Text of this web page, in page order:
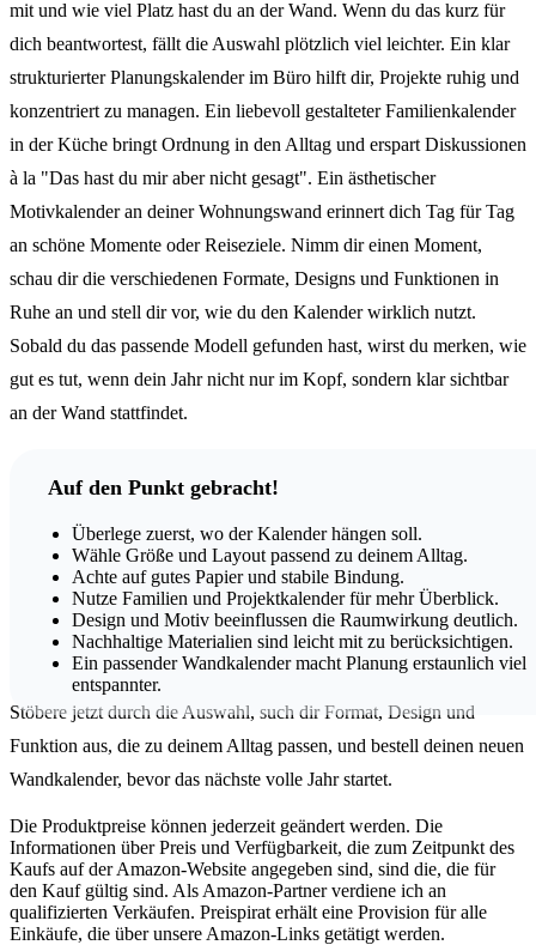
mit und wie viel Platz hast du an der Wand. Wenn du das kurz für
dich beantwortest, fällt die Auswahl plötzlich viel leichter. Ein klar
strukturierter Planungskalender im Büro hilft dir, Projekte ruhig und
konzentriert zu managen. Ein liebevoll gestalteter Familienkalender
in der Küche bringt Ordnung in den Alltag und erspart Diskussionen
à la "Das hast du mir aber nicht gesagt". Ein ästhetischer
Motivkalender an deiner Wohnungswand erinnert dich Tag für Tag
an schöne Momente oder Reiseziele. Nimm dir einen Moment,
schau dir die verschiedenen Formate, Designs und Funktionen in
Ruhe an und stell dir vor, wie du den Kalender wirklich nutzt.
Sobald du das passende Modell gefunden hast, wirst du merken, wie
gut es tut, wenn dein Jahr nicht nur im Kopf, sondern klar sichtbar
an der Wand stattfindet.
Auf den Punkt gebracht!
Überlege zuerst, wo der Kalender hängen soll.
Wähle Größe und Layout passend zu deinem Alltag.
Achte auf gutes Papier und stabile Bindung.
Nutze Familien und Projektkalender für mehr Überblick.
Design und Motiv beeinflussen die Raumwirkung deutlich.
Nachhaltige Materialien sind leicht mit zu berücksichtigen.
Ein passender Wandkalender macht Planung erstaunlich viel
entspannter.
Stöbere jetzt durch die Auswahl, such dir Format, Design und
Funktion aus, die zu deinem Alltag passen, und bestell deinen neuen
Wandkalender, bevor das nächste volle Jahr startet.
Die Produktpreise können jederzeit geändert werden. Die
Informationen über Preis und Verfügbarkeit, die zum Zeitpunkt des
Kaufs auf der Amazon-Website angegeben sind, sind die, die für
den Kauf gültig sind. Als Amazon-Partner verdiene ich an
qualifizierten Verkäufen. Preispirat erhält eine Provision für alle
Einkäufe, die über unsere Amazon-Links getätigt werden.